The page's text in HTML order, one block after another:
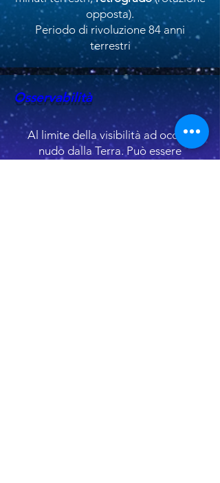
opposta).
Periodo di rivoluzione 84 anni
terrestri
Osservabilità
Al limite della visibilità ad occhio
nudo dalla Terra. Può essere